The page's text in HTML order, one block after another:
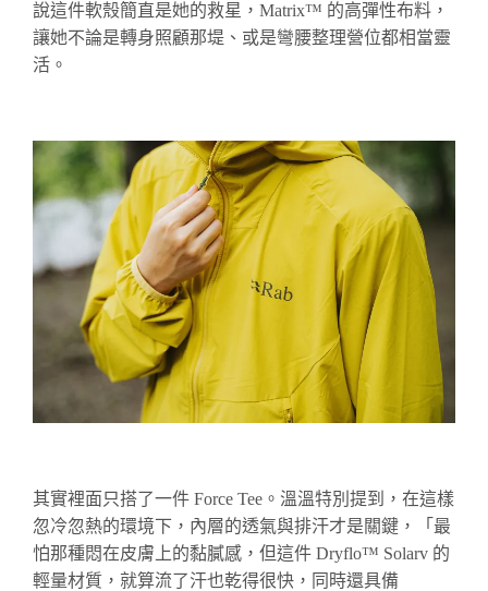
說這件軟殼簡直是她的救星，Matrix™ 的高彈性布料，
讓她不論是轉身照顧那堤 、或是彎腰整理營位都相當靈
活。
其實裡面只搭了一件 Force Tee。溫溫特別提到，在這樣
忽冷忽熱的環境下，內層的透氣與排汗才是關鍵，「最
怕那種悶在皮膚上的黏膩感，但這件 Dryflo™ Solarv 的
輕量材質，就算流了汗也乾得很快，同時還具備